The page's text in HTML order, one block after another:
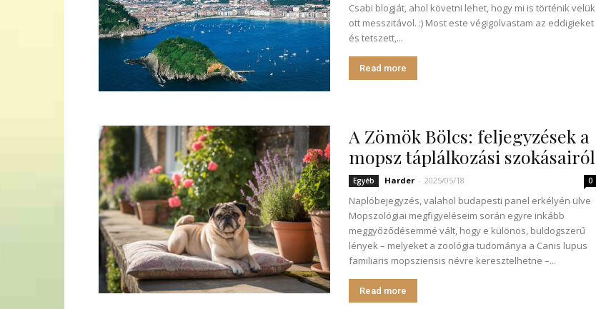
Csabi blogját, ahol követni lehet, hogy mi is történik velük
ott messzitávol. :) Most este végigolvastam az eddigieket
és tetszett,...
Read more
A Zömök Bölcs: feljegyzések a
mopsz táplálkozási szokásairól
Egyéb Harder - 2025/05/18 0
Naplóbejegyzés, valahol budapesti panel erkélyén ülve
Mopszológiai megfigyeléseim során egyre inkább
meggyőződésemmé vált, hogy e különös, buldogszerű
lények – melyeket a zoológia tudománya a Canis lupus
familiaris mopsziensis névre keresztelhetne –...
Read more